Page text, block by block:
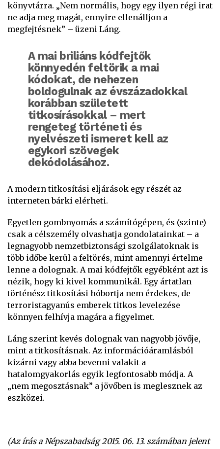
könyvtárra. „Nem normális, hogy egy ilyen régi irat
ne adja meg magát, ennyire ellenálljon a
megfejtésnek” – üzeni Láng.
A mai briliáns kódfejtők
könnyedén feltörik a mai
kódokat, de nehezen
boldogulnak az évszázadokkal
korábban született
titkosírásokkal – mert
rengeteg történeti és
nyelvészeti ismeret kell az
egykori szövegek
dekódolásához.
A modern titkosítási eljárások egy részét az
interneten bárki elérheti.
Egyetlen gombnyomás a számítógépen, és (szinte)
csak a célszemély olvashatja gondolatainkat – a
legnagyobb nemzetbiztonsági szolgálatoknak is
több időbe kerül a feltörés, mint amennyi értelme
lenne a dolognak. A mai kódfejtők egyébként azt is
nézik, hogy ki kivel kommunikál. Egy ártatlan
történész titkosítási hóbortja nem érdekes, de
terroristagyanús emberek titkos levelezése
könnyen felhívja magára a figyelmet.
Láng szerint kevés dolognak van nagyobb jövője,
mint a titkosításnak. Az információáramlásból
kizárni vagy abba bevenni valakit a
hatalomgyakorlás egyik legfontosabb módja. A
„nem megosztásnak” a jövőben is meglesznek az
eszközei.
(Az írás a Népszabadság 2015. 06. 13. számában jelent